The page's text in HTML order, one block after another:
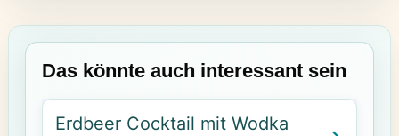
Das könnte auch interessant sein
Erdbeer Cocktail mit Wodka